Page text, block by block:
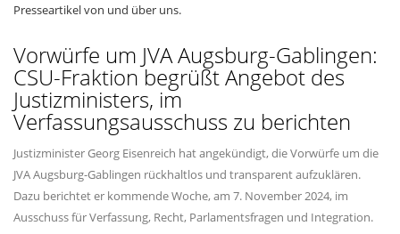
Presseartikel von und über uns.
Vorwürfe um JVA Augsburg-Gablingen:
CSU-Fraktion begrüßt Angebot des
Justizministers, im
Verfassungsausschuss zu berichten
Justizminister Georg Eisenreich hat angekündigt, die Vorwürfe um die
JVA Augsburg-Gablingen rückhaltlos und transparent aufzuklären.
Dazu berichtet er kommende Woche, am 7. November 2024, im
Ausschuss für Verfassung, Recht, Parlamentsfragen und Integration.